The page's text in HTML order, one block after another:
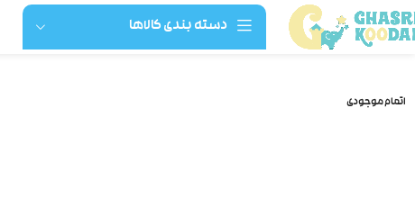
دسته بندی کالاها
لوازم حمل و نقل و امنیت کودک کالسکه اسکلت کریر
اتمام موجودی